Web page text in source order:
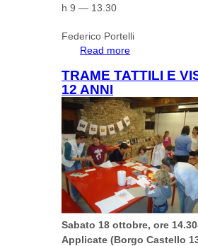
h 9 — 13.30
Federico Portelli
Read more
TRAME TATTILI E
12 ANNI
Sabato 18 ottobre, ore
Applicate (Borgo Castello